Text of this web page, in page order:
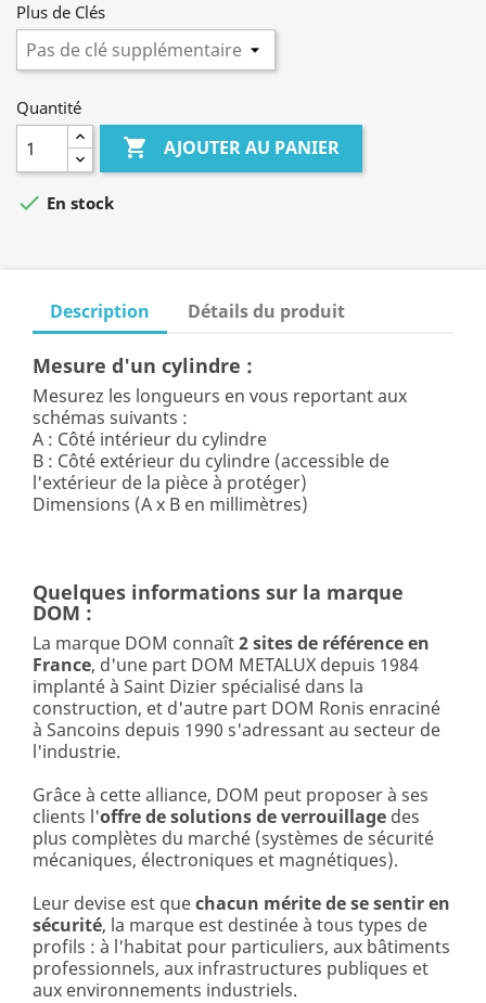
Plus de Clés
Quantité
 AJOUTER AU PANIER
 En stock
Description Détails du produit
Mesure d'un cylindre :
Mesurez les longueurs en vous reportant aux
schémas suivants :
A : Côté intérieur du cylindre
B : Côté extérieur du cylindre (accessible de
l'extérieur de la pièce à protéger)
Dimensions (A x B en millimètres)
Quelques informations sur la marque
DOM :
La marque DOM connaît2 sites de référence en
France, d'une part DOM METALUX depuis 1984
implanté à Saint Dizier spécialisé dans la
construction, et d'autre part DOM Ronis enraciné
à Sancoins depuis 1990 s'adressant au secteur de
l'industrie.
Grâce à cette alliance, DOM peut proposer à ses
clients l'offre de solutions de verrouillage des
plus complètes du marché (systèmes de sécurité
mécaniques, électroniques et magnétiques).
Leur devise est quechacun mérite de se sentir en
sécurité, la marque est destinée à tous types de
profils : à l'habitat pour particuliers, aux bâtiments
professionnels, aux infrastructures publiques et
aux environnements industriels.